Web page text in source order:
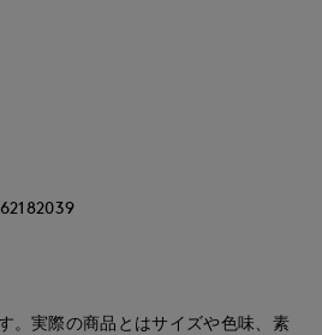
。実際の商品とはサイズや色味、素